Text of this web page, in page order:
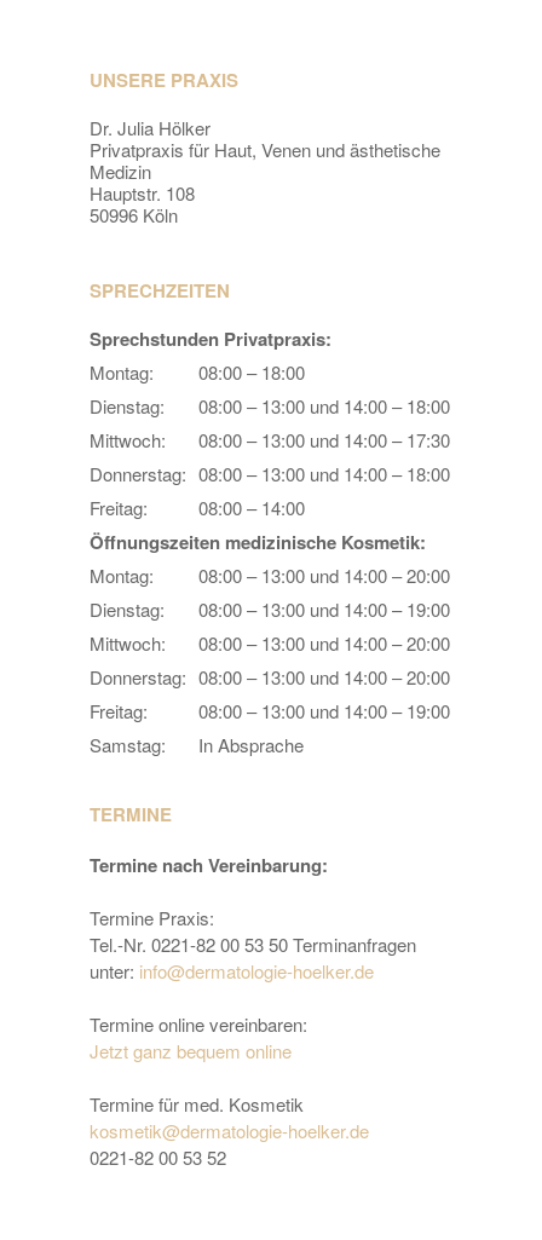
UNSERE PRAXIS
Dr. Julia Hölker
Privatpraxis für Haut, Venen und ästhetische
Medizin
Hauptstr. 108
50996 Köln
SPRECHZEITEN
Sprechstunden Privatpraxis:
Montag:
08:00 – 18:00
Dienstag:
08:00 – 13:00 und 14:00 – 18:00
Mittwoch:
08:00 – 13:00 und 14:00 – 17:30
Donnerstag: 08:00 – 13:00 und 14:00 – 18:00
Freitag:
08:00 – 14:00
Öffnungszeiten medizinische Kosmetik:
Montag:
08:00 – 13:00 und 14:00 – 20:00
Dienstag:
08:00 – 13:00 und 14:00 – 19:00
Mittwoch:
08:00 – 13:00 und 14:00 – 20:00
Donnerstag: 08:00 – 13:00 und 14:00 – 20:00
Freitag:
08:00 – 13:00 und 14:00 – 19:00
Samstag:
In Absprache
TERMINE
Termine nach Vereinbarung:
Termine Praxis:
Tel.-Nr. 0221-82 00 53 50 Terminanfragen
unter: info@dermatologie-hoelker.de
Termine online vereinbaren:
Jetzt ganz bequem online
Termine für med. Kosmetik
kosmetik@dermatologie-hoelker.de
0221-82 00 53 52